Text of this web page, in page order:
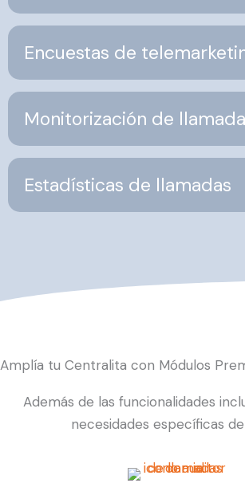
Encuestas de
Monitorización de
Estadísticas de llamadas
Amplía tu Centralita con Módulos
Además de las funcionalidades
necesidades específicas